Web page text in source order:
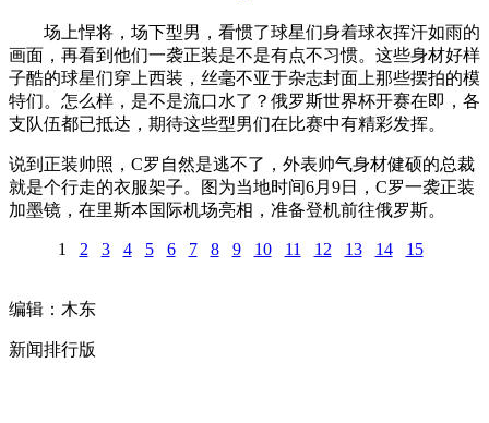
场上悍将，场下型男，看惯了球星们身着球衣挥汗如雨的
画面，再看到他们一袭正装是不是有点不习惯。这些身材好样
子酷的球星们穿上西装，丝毫不亚于杂志封面上那些摆拍的模
特们。怎么样，是不是流口水了？俄罗斯世界杯开赛在即，各
支队伍都已抵达，期待这些型男们在比赛中有精彩发挥。
说到正装帅照，C罗自然是逃不了，外表帅气身材健硕的总裁
就是个行走的衣服架子。图为当地时间6月9日，C罗一袭正装
加墨镜，在里斯本国际机场亮相，准备登机前往俄罗斯。
1 2 3 4 5 6 7 8 9 10 11 12 13 14 15
编辑：木东
新闻排行版